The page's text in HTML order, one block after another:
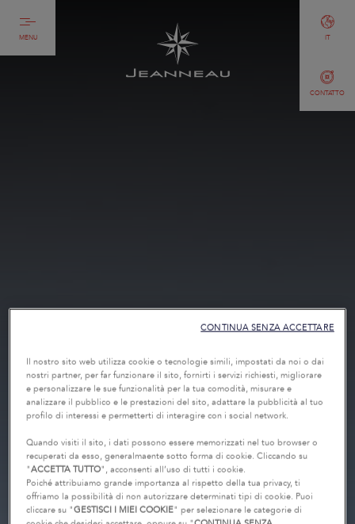
MENU
CONTATTO
IT
Il nostro sito web utilizza cookie o tecnologie simili, impostati da noi o dai
nostri partner, per far funzionare il sito, fornirti i servizi richiesti, migliorare
e personalizzare le sue funzionalità per la tua comodità, misurare e
analizzare il pubblico e le prestazioni del sito, adattare la pubblicità al tuo
profilo di interessi e permetterti di interagire con i social network.
Quando visiti il sito, i dati possono essere memorizzati nel tuo browser o
recuperati da esso, generalmaente sotto forma di cookie. Cliccando su
"ACCETTA TUTTO", acconsenti all’uso di tutti i cookie.
Poiché attribuiamo grande importanza al rispetto della tua privacy, ti
offriamo la possibilità di non autorizzare determinati tipi di cookie. Puoi
cliccare su "GESTISCI I MIEI COOKIE" per selezionare le categorie di
CONTINUA SENZA ACCETTARE